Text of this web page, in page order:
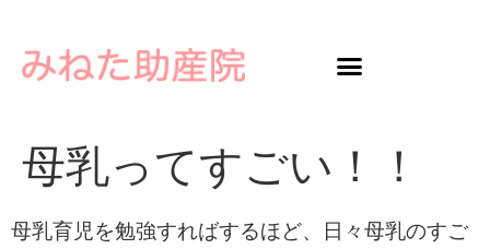
母乳ってすごい！！
母乳育児を勉強すればするほど、日々母乳のすご